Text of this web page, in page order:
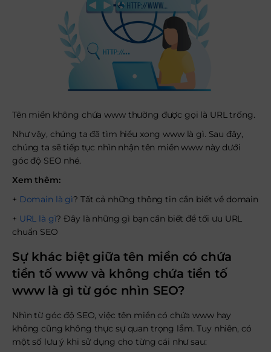
Tên miền không chứa www thường được gọi là URL trống.
Như vậy, chúng ta đã tìm hiểu xong www là gì. Sau đây,
chúng ta sẽ tiếp tục nhìn nhận tên miền www này dưới
góc độ SEO nhé.
Xem thêm:
+ Domain là gì? Tất cả những thông tin cần biết về domain
+ URL là gì? Đây là những gì bạn cần biết để tối ưu URL
chuẩn SEO
Sự khác biệt giữa tên miền có chứa
tiền tố www và không chứa tiền tố
www là gì từ góc nhìn SEO?
Nhìn từ góc độ SEO, việc tên miền có chứa www hay
không cũng không thực sự quan trọng lắm. Tuy nhiên, có
một số lưu ý khi sử dụng cho từng cái như sau: